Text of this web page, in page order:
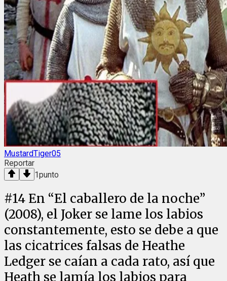
MustardTiger05
Reportar
1punto
#14 En “El caballero de la noche”
(2008), el Joker se lame los labios
constantemente, esto se debe a que
las cicatrices falsas de Heathe
Ledger se caían a cada rato, así que
Heath se lamía los labios para